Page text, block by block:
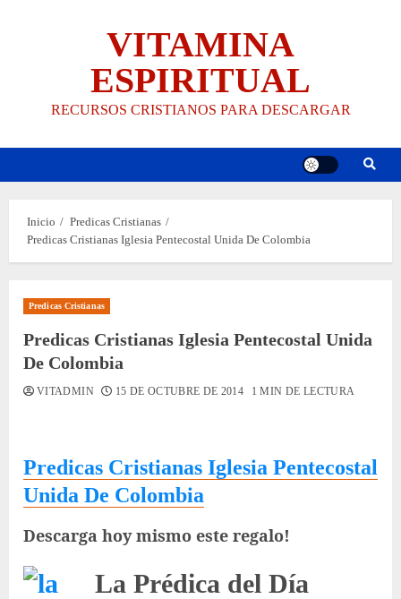
VITAMINA
ESPIRITUAL
RECURSOS CRISTIANOS PARA DESCARGAR
Inicio
Predicas Cristianas
Predicas Cristianas Iglesia Pentecostal Unida De Colombia
Predicas Cristianas
Predicas Cristianas Iglesia Pentecostal Unida
De Colombia
VITADMIN 15 DE OCTUBRE DE 2014 1 MIN DE LECTURA
Predicas Cristianas Iglesia Pentecostal
Unida De Colombia
Descarga hoy mismo este regalo!
La Prédica del Día